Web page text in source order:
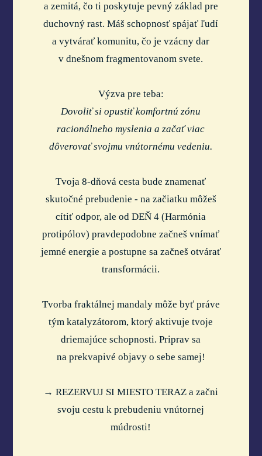
a zemitá, čo ti poskytuje pevný základ pre
duchovný rast. Máš schopnosť spájať ľudí
a vytvárať komunitu, čo je vzácny dar
v dnešnom fragmentovanom svete.
Výzva pre teba:
Dovoliť si opustiť komfortnú zónu
racionálneho myslenia a začať viac
dôverovať svojmu vnútornému vedeniu.
Tvoja 8-dňová cesta bude znamenať
skutočné prebudenie - na začiatku môžeš
cítiť odpor, ale od DEŇ 4 (Harmónia
protipólov) pravdepodobne začneš vnímať
jemné energie a postupne sa začneš otvárať
transformácii.
Tvorba fraktálnej mandaly môže byť práve
tým katalyzátorom, ktorý aktivuje tvoje
driemajúce schopnosti. Priprav sa
na prekvapivé objavy o sebe samej!
→ REZERVUJ SI MIESTO TERAZ a začni
svoju cestu k prebudeniu vnútornej
múdrosti!